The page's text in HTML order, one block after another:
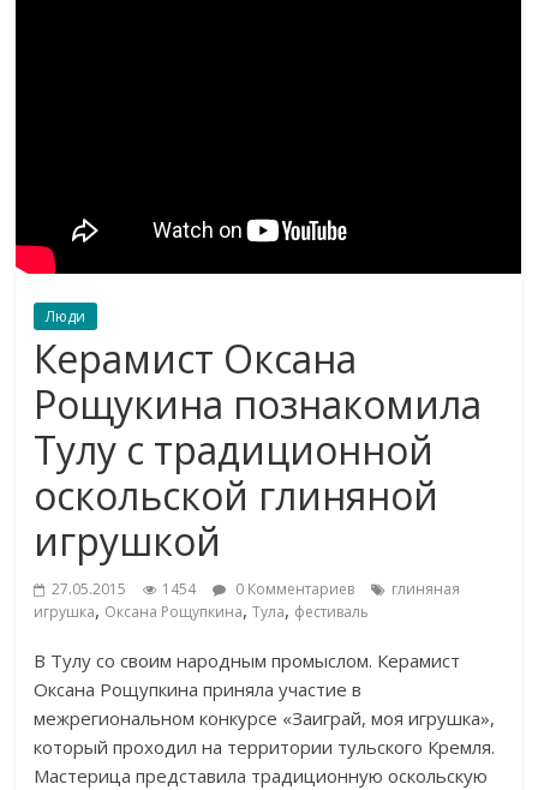
Люди
Керамист Оксана
Рощукина познакомила
Тулу с традиционной
оскольской глиняной
игрушкой
27.05.2015 1454 0 Комментариев
глиняная
игрушка, Оксана Рощупкина,Тула, фестиваль
В Тулу со своим народным промыслом. Керамист
Оксана Рощупкина приняла участие в
межрегиональном конкурсе «Заиграй, моя игрушка»,
который проходил на территории тульского Кремля.
Мастерица представила традиционную оскольскую